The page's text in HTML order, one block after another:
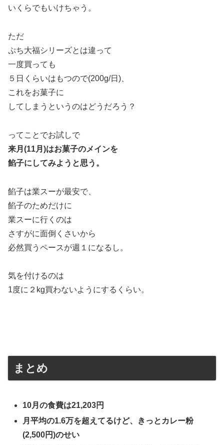
いくらでもいけちゃう。
ただ
ぷち大福シリーズとは違って
一度買っても
５日くらいはもつので(200g/日)、
これをお菓子に
してしまうというのはどうだろう？
ってことでお試しで
来月(11月)はお菓子のメインを
餡子にしてみようと思う。
餡子は業スーが最安で、
餡子のためだけに
業スーに行くのは
さすがに面倒くさいから
必然買うペースが週１になるし。
気を付けるのは
1度に２kg買わないようにするくらい。
まとめ
10月の食費は21,203円
月平均の1.6万を超えてるけど、きっとカレー粉
(2,500円)のせい